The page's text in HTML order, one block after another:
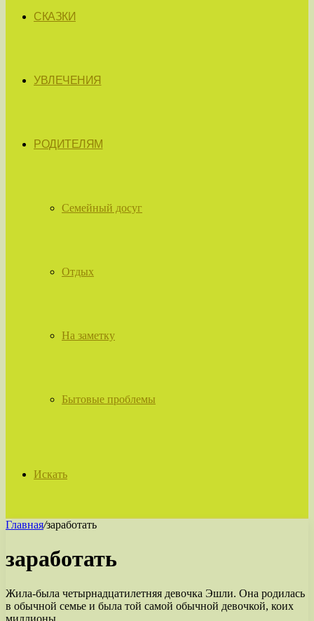
СКАЗКИ
УВЛЕЧЕНИЯ
РОДИТЕЛЯМ
Семейный досуг
Отдых
На заметку
Бытовые проблемы
Искать
Главная/заработать
заработать
Жила-была четырнадцатилетняя девочка Эшли. Она родилась
в обычной семье и была той самой обычной девочкой, коих
миллионы.